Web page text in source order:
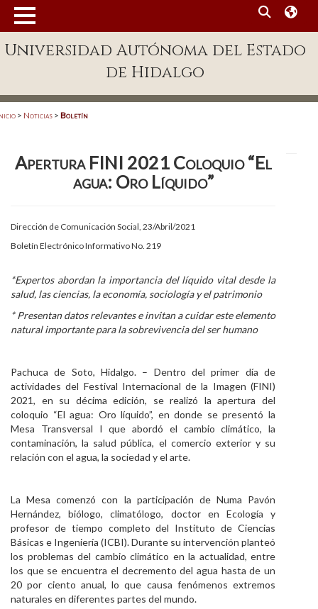
Enlaces
Patronato
Publicaciones en línea
Acreditación Internacional
Alumnado
Personal
Visitantes
Universidad Autónoma del Estado
de Hidalgo
> Noticias > Boletín
Apertura FINI 2021 Coloquio “El
agua: Oro Líquido”
Dirección de Comunicación Social, 23/Abril/2021
Boletín Electrónico Informativo No. 219
*Expertos abordan la importancia del líquido vital desde la
salud, las ciencias, la economía, sociología y el patrimonio
* Presentan datos relevantes e invitan a cuidar este elemento
natural importante para la sobrevivencia del ser humano
Pachuca de Soto, Hidalgo. – Dentro del primer día de
actividades del Festival Internacional de la Imagen (FINI)
2021, en su décima edición, se realizó la apertura del
coloquio “El agua: Oro líquido”, en donde se presentó la
Mesa Transversal I que abordó el cambio climático, la
contaminación, la salud pública, el comercio exterior y su
relación con el agua, la sociedad y el arte.
La Mesa comenzó con la participación de Numa Pavón
Hernández, biólogo, climatólogo, doctor en Ecología y
profesor de tiempo completo del Instituto de Ciencias
Básicas e Ingeniería (ICBI). Durante su intervención planteó
los problemas del cambio climático en la actualidad, entre
los que se encuentra el decremento del agua hasta de un
20 por ciento anual, lo que causa fenómenos extremos
naturales en diferentes partes del mundo.